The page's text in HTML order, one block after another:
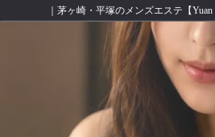
｜茅ヶ崎・平塚のメンズエステ【